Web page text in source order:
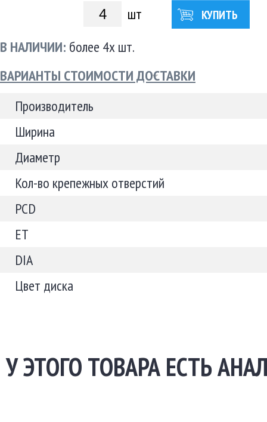
шт КУПИТЬ
В НАЛИЧИИ: более 4х шт.
ВАРИАНТЫ СТОИМОСТИ ДОСТАВКИ
Производитель
Ширина
Диаметр
Кол-во крепежных отверстий
PCD
ET
DIA
Цвет диска
У ЭТОГО ТОВАРА ЕСТЬ